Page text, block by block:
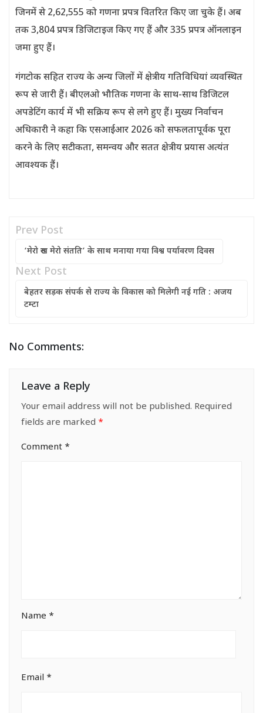
जिनमें से 2,62,555 को गणना प्रपत्र वितरित किए जा चुके हैं। अब
तक 3,804 प्रपत्र डिजिटाइज किए गए हैं और 335 प्रपत्र ऑनलाइन
जमा हुए हैं।
गंगटोक सहित राज्य के अन्य जिलों में क्षेत्रीय गतिविधियां व्यवस्थित
रूप से जारी हैं। बीएलओ भौतिक गणना के साथ-साथ डिजिटल
अपडेटिंग कार्य में भी सक्रिय रूप से लगे हुए हैं। मुख्य निर्वाचन
अधिकारी ने कहा कि एसआईआर 2026 को सफलतापूर्वक पूरा
करने के लिए सटीकता, समन्वय और सतत क्षेत्रीय प्रयास अत्यंत
आवश्यक हैं।
Prev Post
‘मेरो रुख मेरो संतति’ के साथ मनाया गया विश्व पर्यावरण दिवस
Next Post
बेहतर सड़क संपर्क से राज्य के विकास को मिलेगी नई गति : अजय
टम्टा
No Comments:
Leave a Reply
Your email address will not be published. Required
fields are marked *
Comment *
Name *
Email *